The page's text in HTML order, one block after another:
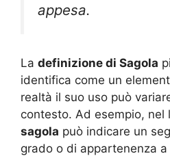
appesa.
La definizione di Sagola
identifica come un
realtà il suo uso può
contesto. Ad esempio, nel
sagola può indicare un
grado o di appartenenza